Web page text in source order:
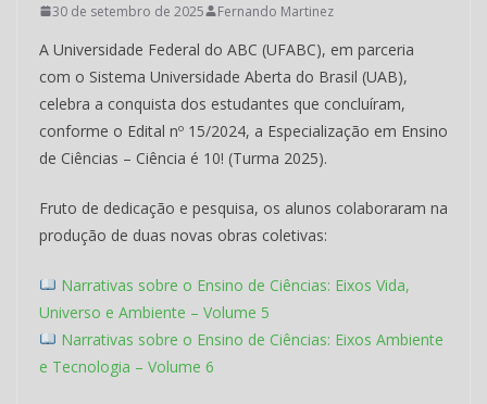
30 de setembro de 2025 Fernando Martinez
A Universidade Federal do ABC (UFABC), em parceria
com o Sistema Universidade Aberta do Brasil (UAB),
celebra a conquista dos estudantes que concluíram,
conforme o Edital nº 15/2024, a Especialização em Ensino
de Ciências – Ciência é 10! (Turma 2025).
Fruto de dedicação e pesquisa, os alunos colaboraram na
produção de duas novas obras coletivas:
Narrativas sobre o Ensino de Ciências: Eixos Vida,
Universo e Ambiente – Volume 5
Narrativas sobre o Ensino de Ciências: Eixos Ambiente
e Tecnologia – Volume 6